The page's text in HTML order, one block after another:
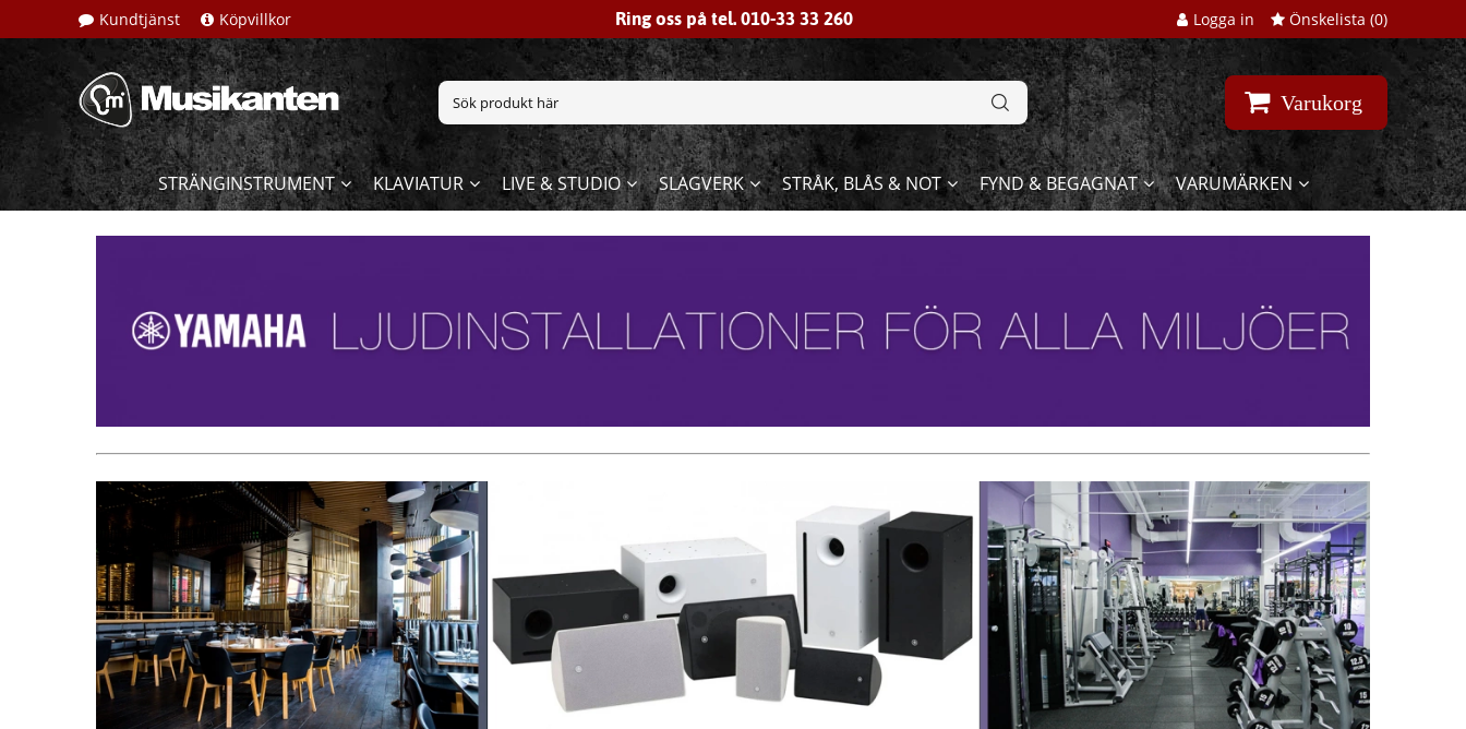
Kundtjänst Köpvillkor Ring oss på tel. 010-33 33 260 Logga in Önskelista (0)
Varukorg
STRÄNGINSTRUMENT KLAVIATUR LIVE & STUDIO SLAGVERK STRÅK, BLÅS & NOT FYND & BEGAGNAT VARUMÄRKEN